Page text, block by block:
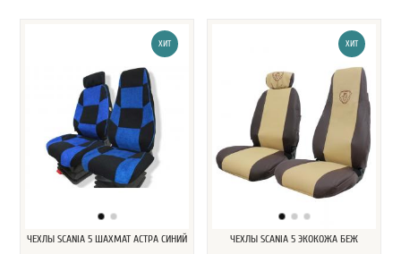
ХИТ
ЧЕХЛЫ SCANIA 5 ШАХМАТ АСТРА СИНИЙ
ХИТ
ЧЕХЛЫ SCANIA 5 ЭКОКОЖА БЕЖ